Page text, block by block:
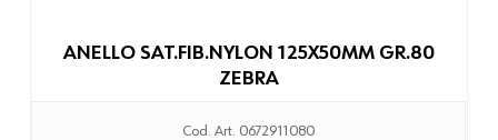
ANELLO SAT.FIB.NYLON 125X50MM GR.80
ZEBRA
Cod. Art. 0672911080